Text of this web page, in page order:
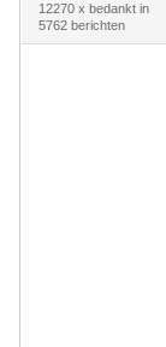
12270 x bedankt in
5762 berichten